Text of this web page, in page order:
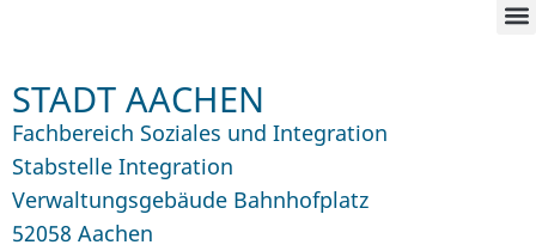
STADT AACHEN
Fachbereich Soziales und Integration
Stabstelle Integration
Verwaltungsgebäude Bahnhofplatz
52058 Aachen